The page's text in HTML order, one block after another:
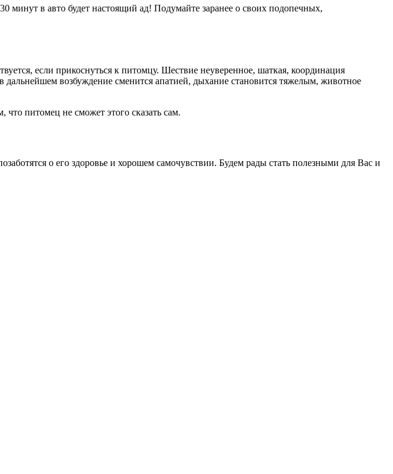
минут в авто будет настоящий ад! Подумайте заранее о своих подопечных,
если прикоснуться к питомцу. Шествие неуверенное, шаткая, координация
возбуждение сменится апатией, дыхание становится тяжелым, животное
питомец не сможет этого сказать сам.
о его здоровье и хорошем самочувствии. Будем рады стать полезными для Вас и